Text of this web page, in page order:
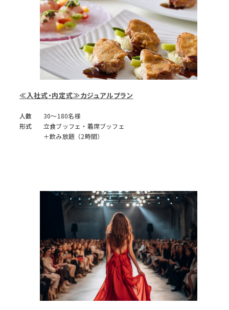
≪入社式・内定式≫カジュアルプラン
人数
30～180名様
形式
立食ブッフェ・着席ブッフェ
＋飲み放題（2時間）